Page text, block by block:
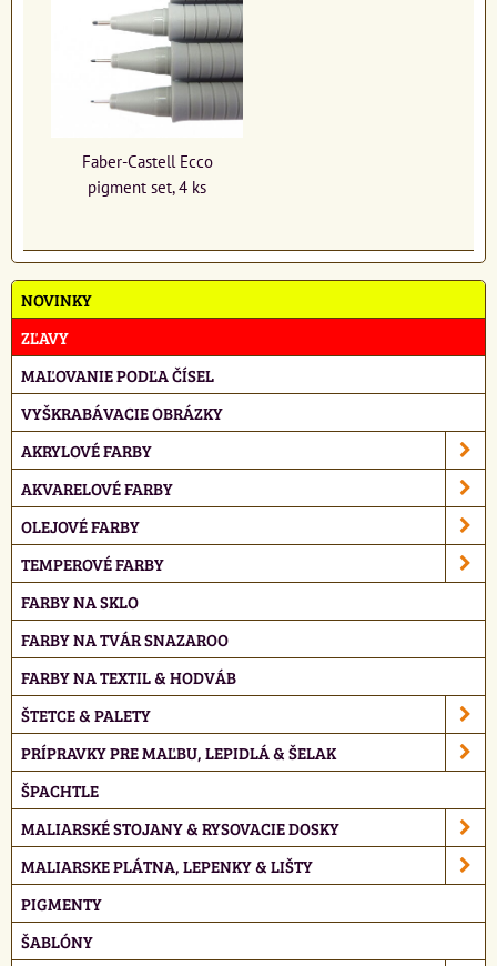
Faber-Castell Ecco
pigment set, 4 ks
NOVINKY
ZĽAVY
MAĽOVANIE PODĽA ČÍSEL
VYŠKRABÁVACIE OBRÁZKY
AKRYLOVÉ FARBY
AKVARELOVÉ FARBY
OLEJOVÉ FARBY
TEMPEROVÉ FARBY
FARBY NA SKLO
FARBY NA TVÁR SNAZAROO
FARBY NA TEXTIL & HODVÁB
ŠTETCE & PALETY
PRÍPRAVKY PRE MAĽBU, LEPIDLÁ & ŠELAK
ŠPACHTLE
MALIARSKÉ STOJANY & RYSOVACIE DOSKY
MALIARSKE PLÁTNA, LEPENKY & LIŠTY
PIGMENTY
ŠABLÓNY